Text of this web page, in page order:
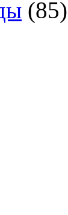
(85)